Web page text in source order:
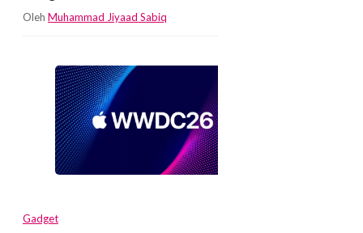
Oleh Muhammad Jiyaad Sabiq
Gadget